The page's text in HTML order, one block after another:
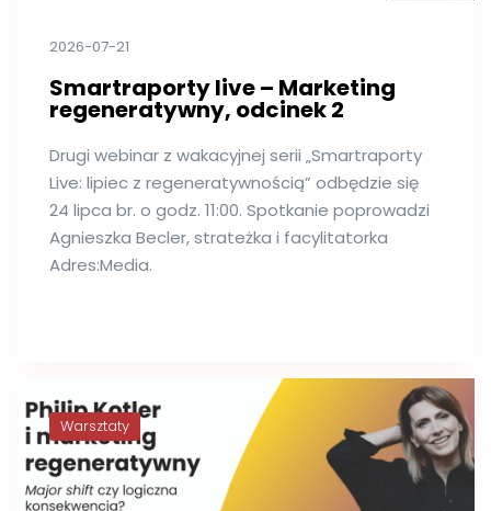
2026-07-21
Smartraporty live – Marketing
regeneratywny, odcinek 2
Drugi webinar z wakacyjnej serii „Smartraporty
Live: lipiec z regeneratywnością” odbędzie się
24 lipca br. o godz. 11:00. Spotkanie poprowadzi
Agnieszka Becler, strateżka i facylitatorka
Adres:Media.
Warsztaty